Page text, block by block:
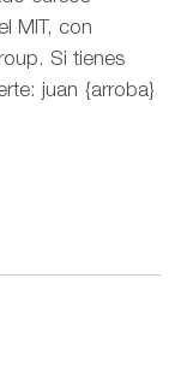
MIT, con
Si tienes
juan {arroba}